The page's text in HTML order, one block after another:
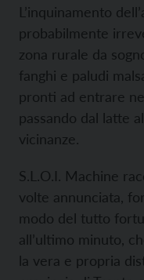
L’inquinamento
probabilmente
zona rurale da
fanghi e paludi
pronti ad entrare
passando dal latte
vicinanze.
S.L.O.I. Machine
volte annunciata,
modo del tutto
all’ultimo minuto,
la vera e propria